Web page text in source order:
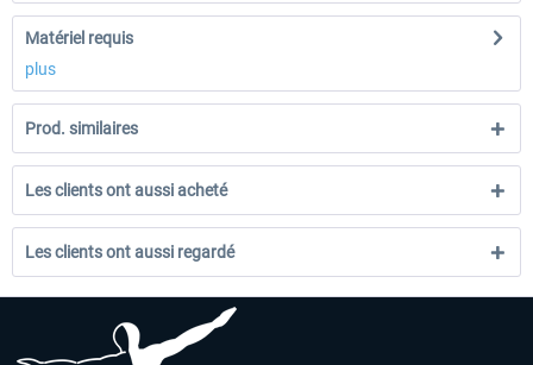
Matériel requis
plus
Prod. similaires
Les clients ont aussi acheté
Les clients ont aussi regardé